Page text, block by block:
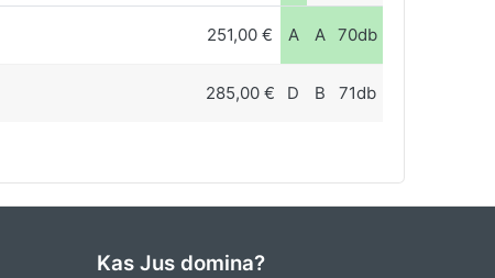
251,00 € A A 70db
285,00 € D B 71db
Kas Jus domina?